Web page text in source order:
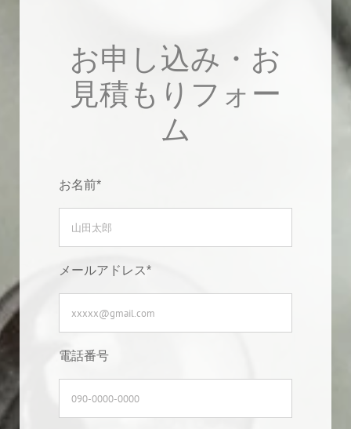
お申し込み・お
見積もりフォー
ム
お名前*
メールアドレス*
電話番号